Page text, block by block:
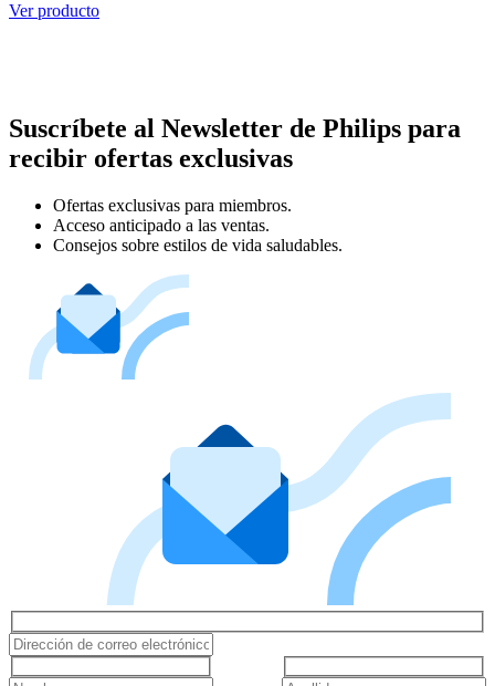
Ver producto
Suscríbete al Newsletter de Philips para
recibir ofertas exclusivas
Ofertas exclusivas para miembros.
Acceso anticipado a las ventas.
Consejos sobre estilos de vida saludables.